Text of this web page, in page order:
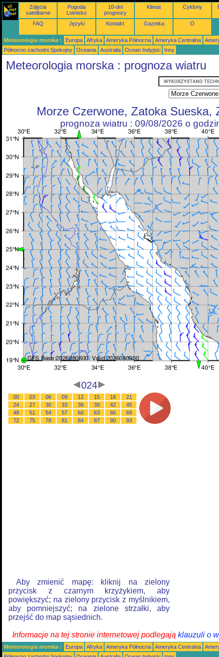
Zdjęcia
satelitarne
Pogoda
Lotnisko
10-dni
prognozy
Klimat Cyklony
FAQ Języki Kontakt Gazetka O
Meteorologia morska : Europa Afryka Ameryka Północna Ameryka Centralna
Północno zachodni Spokojny
Oceania Australia Ocean Indyjski Inny
Meteorologia morska : prognoza wiatru
Morze Czerwone, Zatoka Sueska,
prognoza wiatru : 09/08/2026 o
024
00 03 06 09 12 15 18
21
24
27 30 33 36 39 42
45
48
51 54 57 60 63 66
69
72
75 78 81 84 87 90 93
Aby zmienić mapę: kliknij na zielony
przycisk z czarnym krzyżykiem, aby
powiększyć; na zielony przycisk z myślnikiem,
aby pomniejszyć; na zielone strzałki, aby
przejść do map sąsiednich.
Informacje na tej stronie internetowej podlegają klauzuli o
Meteorologia morska : Europa Afryka Ameryka Północna Ameryka Centralna